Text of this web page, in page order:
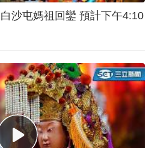
回鑾 預計下午4:10